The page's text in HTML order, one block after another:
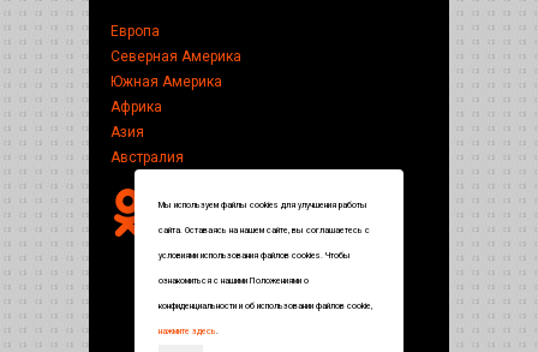
Европа
Северная Америка
Южная Америка
Африка
Азия
Австралия
Мы используем файлы cookies для улучшения работы
сайта. Оставаясь на нашем сайте, вы соглашаетесь с
условиями использования файлов cookies. Чтобы
ознакомиться с нашими Положениями о
конфиденциальности и об использовании файлов cookie,
нажмите здесь.